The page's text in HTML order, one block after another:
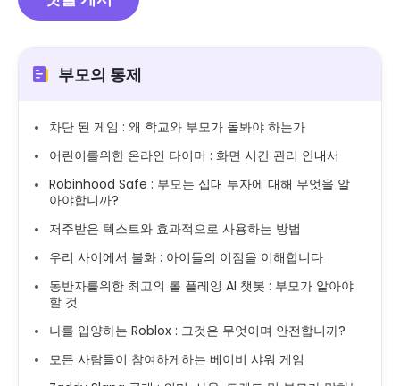
부모의 통제
차단 된 게임 : 왜 학교와 부모가 돌봐야 하는가
어린이를위한 온라인 타이머 : 화면 시간 관리 안내서
Robinhood Safe : 부모는 십대 투자에 대해 무엇을 알
아야합니까?
저주받은 텍스트와 효과적으로 사용하는 방법
우리 사이에서 불화 : 아이들의 이점을 이해합니다
동반자를위한 최고의 롤 플레잉 AI 챗봇 : 부모가 알아야
할 것
나를 입양하는 Roblox : 그것은 무엇이며 안전합니까?
모든 사람들이 참여하게하는 베이비 샤워 게임